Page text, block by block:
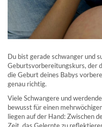
Du bist gerade schwanger und
Geburtsvorbereitungskurs, der
die Geburt deines Babys
genau richtig.
Viele Schwangere und
bewusst für einen
liegen auf der Hand: Zwischen